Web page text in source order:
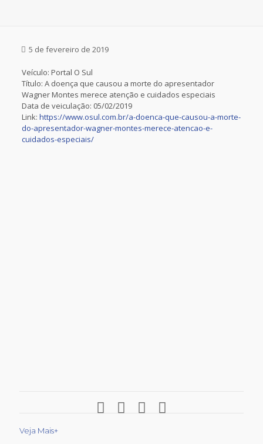
5 de fevereiro de 2019
Veículo: Portal O Sul
Título: A doença que causou a morte do apresentador
Wagner Montes merece atenção e cuidados especiais
Data de veiculação: 05/02/2019
Link: https://www.osul.com.br/a-doenca-que-causou-a-morte-
do-apresentador-wagner-montes-merece-atencao-e-
cuidados-especiais/
Veja Mais+